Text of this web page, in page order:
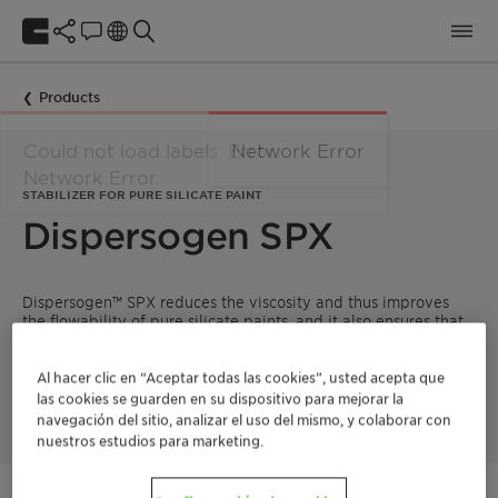
Products
STABILIZER FOR PURE SILICATE PAINT
Dispersogen SPX
Dispersogen™ SPX reduces the viscosity and thus improves
the flowability of pure silicate paints, and it also ensures that
Dispersogen™ SPX is a label-free product with low VOC/SVOC
and hence suitable for ecolabels.
Al hacer clic en “Aceptar todas las cookies”, usted acepta que
las cookies se guarden en su dispositivo para mejorar la
navegación del sitio, analizar el uso del mismo, y colaborar con
nuestros estudios para marketing.
Network Error